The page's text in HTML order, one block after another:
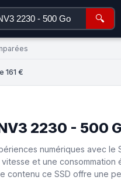
🔍
161 €
2230 - 500
numériques avec le
et une consommation
contenu ce SSD offre une